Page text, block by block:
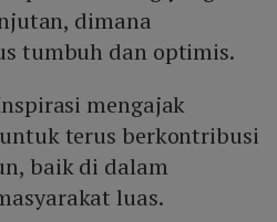
dimana
tumbuh dan optimis.
mengajak
terus berkontribusi
baik di dalam
luas.